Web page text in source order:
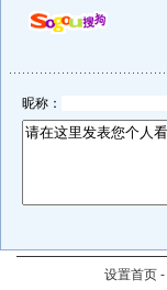
昵称：
设置首页 -